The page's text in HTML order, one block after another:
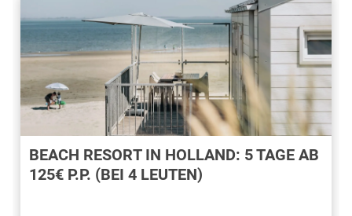
BEACH RESORT IN HOLLAND: 5 TAGE AB
125€ P.P. (BEI 4 LEUTEN)